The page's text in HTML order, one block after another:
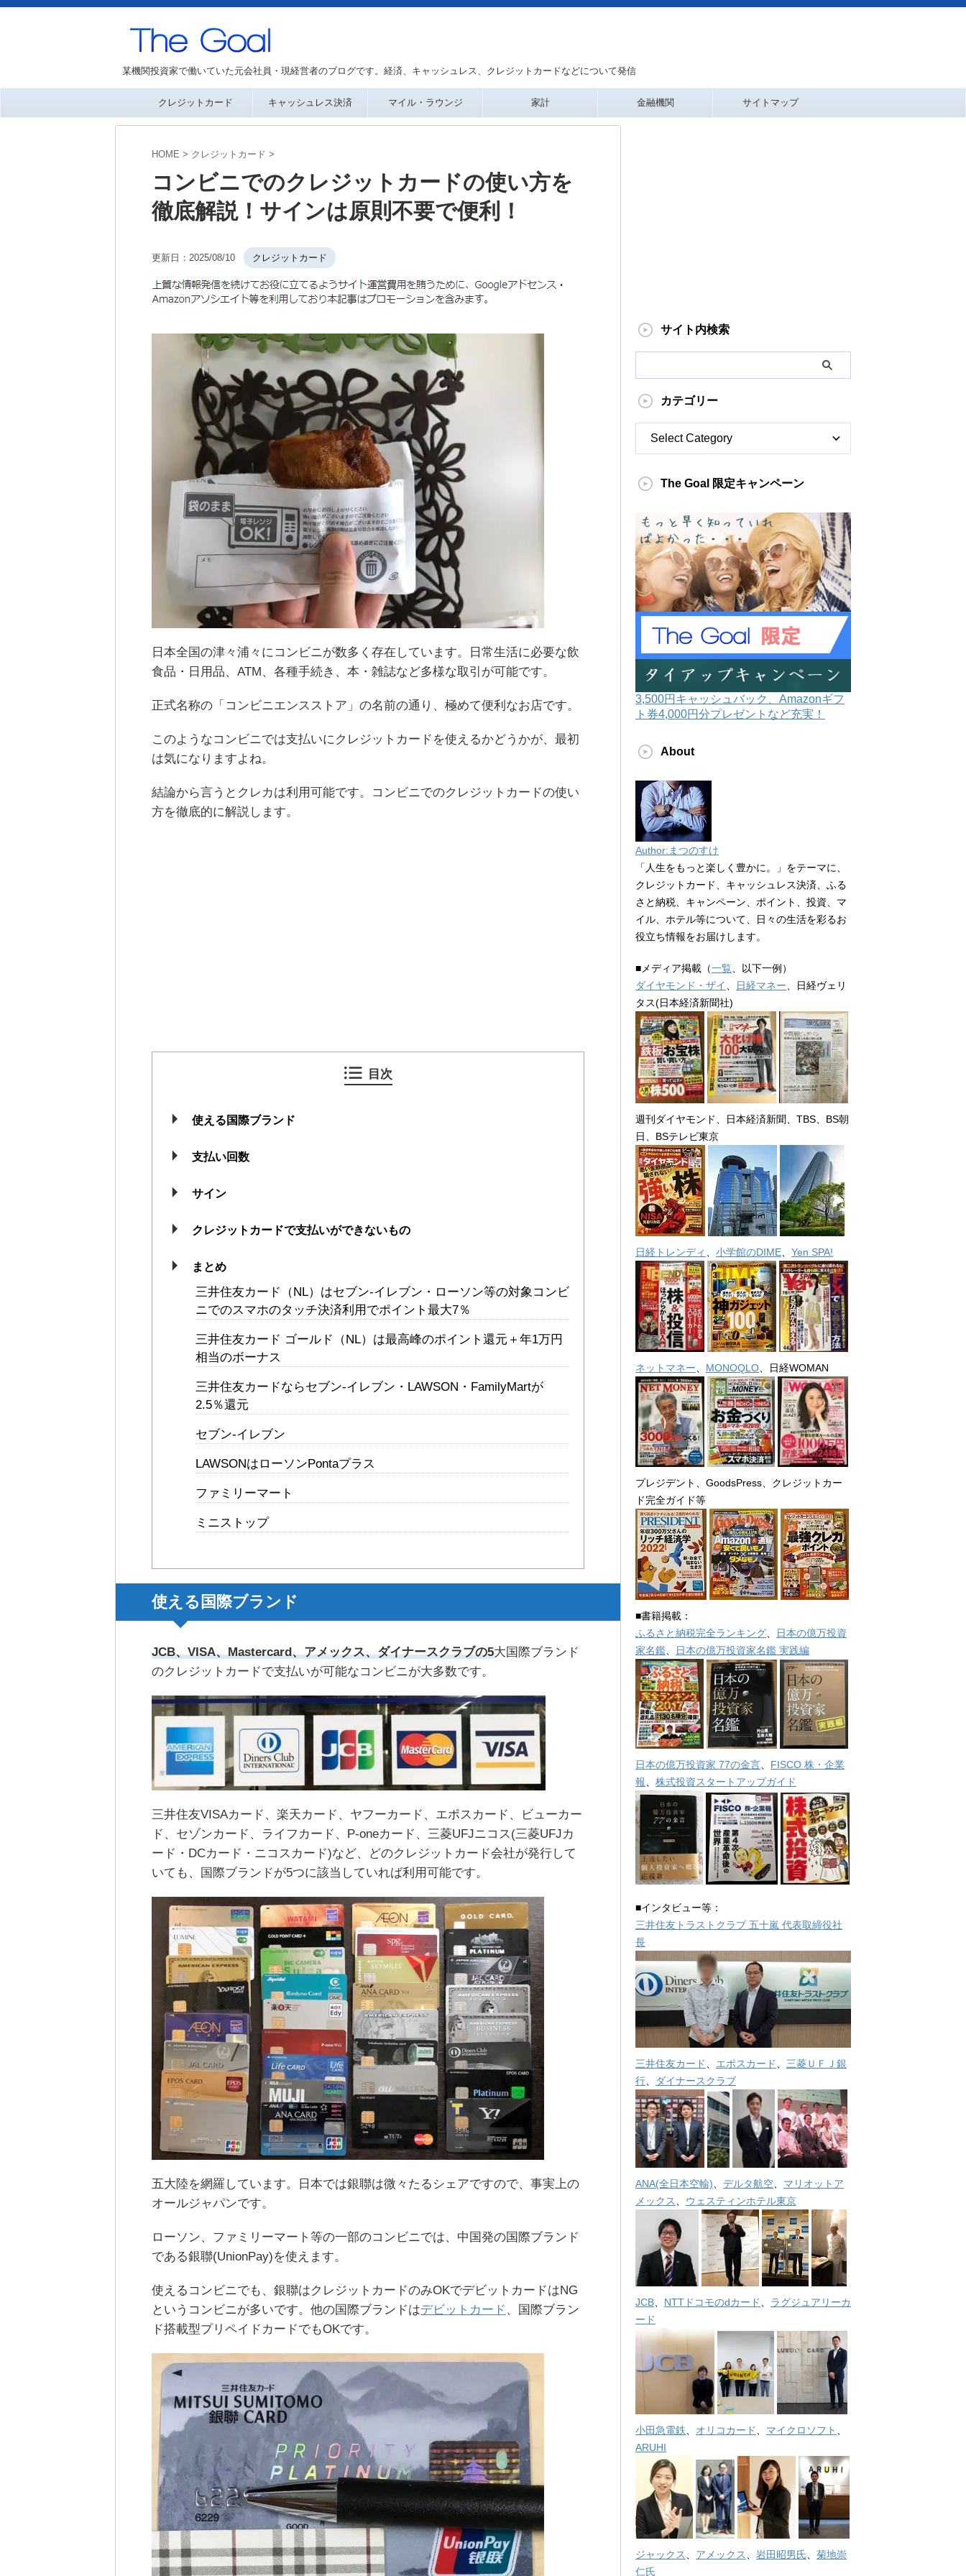
某機関投資家で働いていた元会社員・現経営者のブログです。経済、キャッシュレス、クレジットカードなどについて発信
クレジットカード キャッシュレス決済 マイル・ラウンジ 家計 金融機関 サイトマップ
HOME > クレジットカード >
コンビニでのクレジットカードの使い方を
徹底解説！サインは原則不要で便利！
更新日： 2025/08/10 クレジットカード
日本全国の津々浦々にコンビニが数多く存在しています。日常生活に必要な飲
食品・日用品、ATM、各種手続き、本・雑誌など多様な取引が可能です。
正式名称の「コンビニエンスストア」の名前の通り、極めて便利なお店です。
このようなコンビニでは支払いにクレジットカードを使えるかどうかが、最初
は気になりますよね。
結論から言うとクレカは利用可能です。コンビニでのクレジットカードの使い
方を徹底的に解説します。
目次
使える国際ブランド
支払い回数
サイン
クレジットカードで支払いができないもの
まとめ
三井住友カード（NL）はセブン-イレブン・ローソン等の対象コンビ
ニでのスマホのタッチ決済利用でポイント最大7％
三井住友カード ゴールド（NL）は最高峰のポイント還元＋年1万円
相当のボーナス
三井住友カードならセブン-イレブン・LAWSON・FamilyMartが
2.5％還元
セブン-イレブン
LAWSONはローソンPontaプラス
ファミリーマート
ミニストップ
使える国際ブランド
JCB、VISA、Mastercard、アメックス、ダイナースクラブの5大国際ブランド
のクレジットカードで支払いが可能なコンビニが大多数です。
三井住友VISAカード、楽天カード、ヤフーカード、エポスカード、ビューカー
ド、セゾンカード、ライフカード、P-oneカード、三菱UFJニコス(三菱UFJカ
ード・DCカード・ニコスカード)など、どのクレジットカード会社が発行して
いても、国際ブランドが5つに該当していれば利用可能です。
五大陸を網羅しています。日本では銀聯は微々たるシェアですので、事実上の
オールジャパンです。
ローソン、ファミリーマート等の一部のコンビニでは、中国発の国際ブランド
である銀聯(UnionPay)を使えます。
使えるコンビニでも、銀聯はクレジットカードのみOKでデビットカードはNG
というコンビニが多いです。他の国際ブランドはデビットカード 、国際ブラン
ド搭載型プリペイドカードでもOKです。
サイト内検索
カテゴリー
The Goal 限定キャンペーン
3,500円キャッシュバック、Amazonギフ
ト券4,000円分プレゼントなど充実！
About
Author:まつのすけ
「人生をもっと楽しく豊かに。」をテーマに、
クレジットカード、キャッシュレス決済、ふる
さと納税、キャンペーン、ポイント、投資、マ
イル、ホテル等について、日々の生活を彩るお
役立ち情報をお届けします。
■メディア掲載（一覧 、以下一例）
ダイヤモンド・ザイ
日経マネー 、日経ヴェリ
タス(日本経済新聞社)
週刊ダイヤモンド、日本経済新聞、TBS、BS朝
日、BSテレビ東京
日経トレンディ 小学館のDIME Yen SPA!
ネットマネー MONOQLO 、日経WOMAN
プレジデント、GoodsPress、クレジットカー
ド完全ガイド等
■書籍掲載：
ふるさと納税完全ランキング、
日本の億万投資
家名鑑、 日本の億万投資家名鑑 実践編
日本の億万投資家 77の金言、 FISCO 株・企業
報、 株式投資スタートアップガイド
■インタビュー等：
三井住友トラストクラブ 五十嵐 代表取締役社
長
三井住友カード エポスカード
三菱ＵＦＪ銀
行
ダイナースクラブ
ANA(全日本空輸) デルタ航空
マリオットア
メックス
ウェスティンホテル東京
JCB NTTドコモのdカード
ラグジュアリーカ
ード
小田急電鉄 オリコカード マイクロソフト
ARUHI
ジャックス アメックス 岩田昭男氏
菊地崇
仁氏